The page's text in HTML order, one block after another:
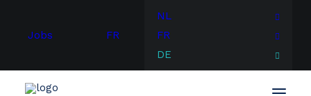
Jobs FR
NL
FR
DE